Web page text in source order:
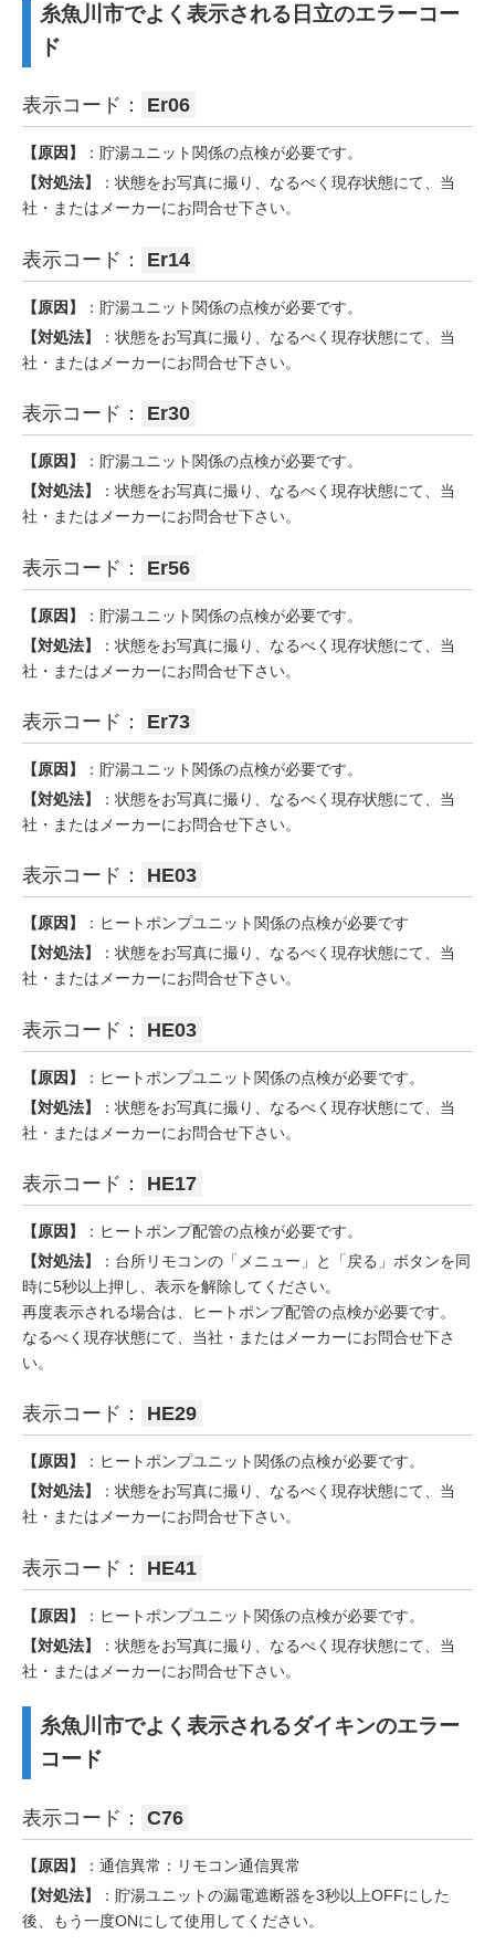
糸魚川市でよく表示される日立のエラーコー
ド
表示コード： Er06
【原因】
：貯湯ユニット関係の点検が必要です。
【対処法】
：状態をお写真に撮り、なるべく現存状態にて、当
社・またはメーカーにお問合せ下さい。
表示コード： Er14
【原因】
：貯湯ユニット関係の点検が必要です。
【対処法】
：状態をお写真に撮り、なるべく現存状態にて、当
社・またはメーカーにお問合せ下さい。
表示コード： Er30
【原因】
：貯湯ユニット関係の点検が必要です。
【対処法】
：状態をお写真に撮り、なるべく現存状態にて、当
社・またはメーカーにお問合せ下さい。
表示コード： Er56
【原因】
：貯湯ユニット関係の点検が必要です。
【対処法】
：状態をお写真に撮り、なるべく現存状態にて、当
社・またはメーカーにお問合せ下さい。
表示コード： Er73
【原因】
：貯湯ユニット関係の点検が必要です。
【対処法】
：状態をお写真に撮り、なるべく現存状態にて、当
社・またはメーカーにお問合せ下さい。
表示コード： HE03
【原因】
：ヒートポンプユニット関係の点検が必要です
【対処法】
：状態をお写真に撮り、なるべく現存状態にて、当
社・またはメーカーにお問合せ下さい。
表示コード： HE03
【原因】
：ヒートポンプユニット関係の点検が必要です。
【対処法】
：状態をお写真に撮り、なるべく現存状態にて、当
社・またはメーカーにお問合せ下さい。
表示コード： HE17
【原因】
：ヒートポンプ配管の点検が必要です。
【対処法】
：台所リモコンの「メニュー」と「戻る」ボタンを同
時に5秒以上押し、表示を解除してください。
再度表示される場合は、ヒートポンプ配管の点検が必要です。
なるべく現存状態にて、当社・またはメーカーにお問合せ下さ
い。
表示コード： HE29
【原因】
：ヒートポンプユニット関係の点検が必要です。
【対処法】
：状態をお写真に撮り、なるべく現存状態にて、当
社・またはメーカーにお問合せ下さい。
表示コード： HE41
【原因】
：ヒートポンプユニット関係の点検が必要です。
【対処法】
：状態をお写真に撮り、なるべく現存状態にて、当
社・またはメーカーにお問合せ下さい。
糸魚川市でよく表示されるダイキンのエラー
コード
表示コード： C76
【原因】
：通信異常：リモコン通信異常
【対処法】
：貯湯ユニットの漏電遮断器を3秒以上OFFにした
後、もう一度ONにして使用してください。